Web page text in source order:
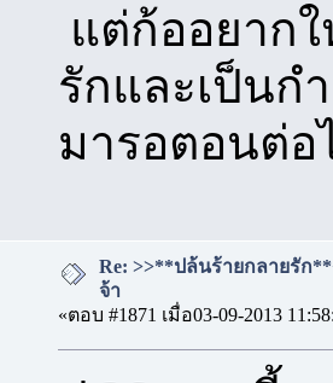
แต่ก้ออยาก
รักและเป็นก
มารอตอนต่อ
Re: >>**ปล้นร้ายกลายรัก
จ้า
«ตอบ #1871 เมื่อ03-09-2013